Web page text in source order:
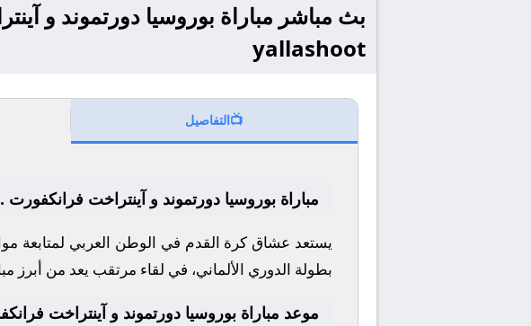
بث مباشر مباراة بوروسيا دورتموند و
yallashoot
📺التفاصيل
مباراة بوروسيا دورتموند و آينتراخت
يستعد عشاق كرة القدم في الوطن العربي لمتابعة
بطولة الدوري الألماني، في لقاء مرتقب يعد من أبرز
موعد مباراة بوروسيا دورتموند و آينتراخت